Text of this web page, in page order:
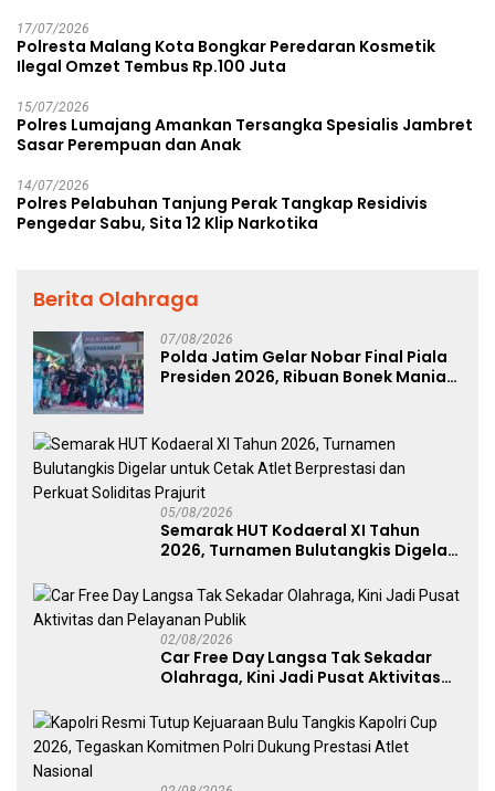
17/07/2026
Polresta Malang Kota Bongkar Peredaran Kosmetik
Ilegal Omzet Tembus Rp.100 Juta
15/07/2026
Polres Lumajang Amankan Tersangka Spesialis Jambret
Sasar Perempuan dan Anak
14/07/2026
Polres Pelabuhan Tanjung Perak Tangkap Residivis
Pengedar Sabu, Sita 12 Klip Narkotika
Berita Olahraga
07/08/2026
Polda Jatim Gelar Nobar Final Piala
Presiden 2026, Ribuan Bonek Mania
05/08/2026
Semarak HUT Kodaeral XI Tahun
2026, Turnamen Bulutangkis Digelar
Perkuat Soliditas Prajurit
02/08/2026
Car Free Day Langsa Tak Sekadar
Olahraga, Kini Jadi Pusat Aktivitas